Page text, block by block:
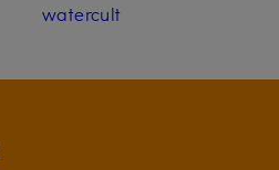
watercult